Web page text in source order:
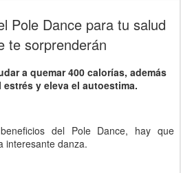
Pole Dance para tu salud
te sorprenderán
a quemar 400 calorías, además
y eleva el autoestima.
del Pole Dance, hay que
interesante danza.